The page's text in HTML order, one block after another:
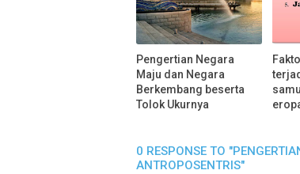
Pengertian Negara
Maju dan Negara
Berkembang beserta
Tolok Ukurnya
0 RESPONSE TO
ANTROPOSENTRIS"